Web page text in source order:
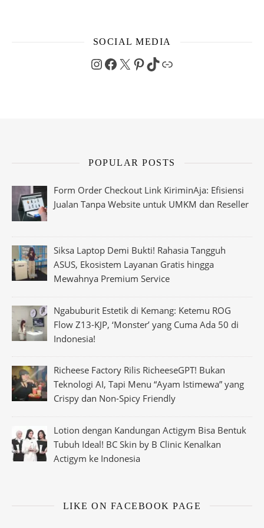
SOCIAL MEDIA
Instagram
Facebook
X Pinterest
TikTok
Link
POPULAR POSTS
Form Order Checkout Link KiriminAja: Efisiensi
Jualan Tanpa Website untuk UMKM dan Reseller
Siksa Laptop Demi Bukti! Rahasia Tangguh
ASUS, Ekosistem Layanan Gratis hingga
Mewahnya Premium Service
Ngabuburit Estetik di Kemang: Ketemu ROG
Flow Z13-KJP, ‘Monster’ yang Cuma Ada 50 di
Indonesia!
Richeese Factory Rilis RicheeseGPT! Bukan
Teknologi AI, Tapi Menu “Ayam Istimewa” yang
Crispy dan Non-Spicy Friendly
Lotion dengan Kandungan Actigym Bisa Bentuk
Tubuh Ideal! BC Skin by B Clinic Kenalkan
Actigym ke Indonesia
LIKE ON FACEBOOK PAGE